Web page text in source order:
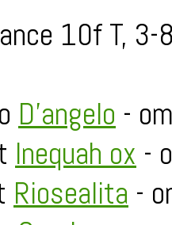
10f T,
D'angelo -
Inequah ox -
Riosealita -